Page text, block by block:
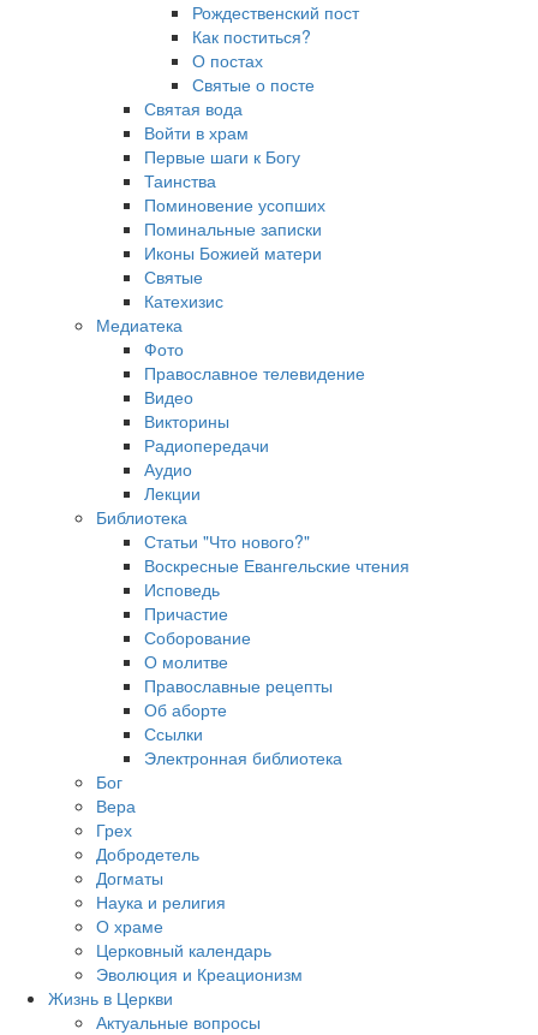
Рождественский пост
Как поститься?
О постах
Святые о посте
Святая вода
Войти в храм
Первые шаги к Богу
Таинства
Поминовение усопших
Поминальные записки
Иконы Божией матери
Святые
Катехизис
Медиатека
Фото
Православное телевидение
Видео
Викторины
Радиопередачи
Аудио
Лекции
Библиотека
Статьи "Что нового?"
Воскресные Евангельские чтения
Исповедь
Причастие
Соборование
О молитве
Православные рецепты
Об аборте
Ссылки
Электронная библиотека
Бог
Вера
Грех
Добродетель
Догматы
Наука и религия
О храме
Церковный календарь
Эволюция и Креационизм
Жизнь в Церкви
Актуальные вопросы